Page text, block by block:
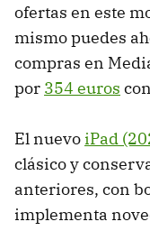
ofertas en este
mismo puedes
compras en
por 354 euros
El nuevoiPad
clásico y
anteriores, con
implementa